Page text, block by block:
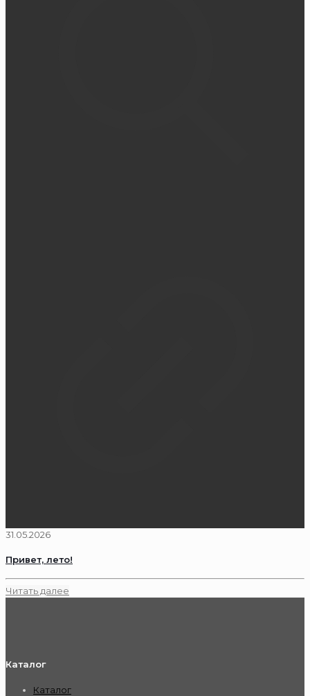
31.05.2026
Привет, лето!
Читать далее
Каталог
Каталог